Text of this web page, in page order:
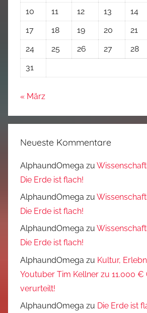
10
11 12 13 14
17
18 19 20 21
24
25 26 27 28
31
« März
Neueste Kommentare
AlphaundOmega zu
Die Erde ist flach!
AlphaundOmega zu
Die Erde ist flach!
AlphaundOmega zu
Die Erde ist flach!
AlphaundOmega zu Kultur,
Youtuber Tim Kellner zu 11.000 €
verurteilt!
AlphaundOmega zu Die Erde ist